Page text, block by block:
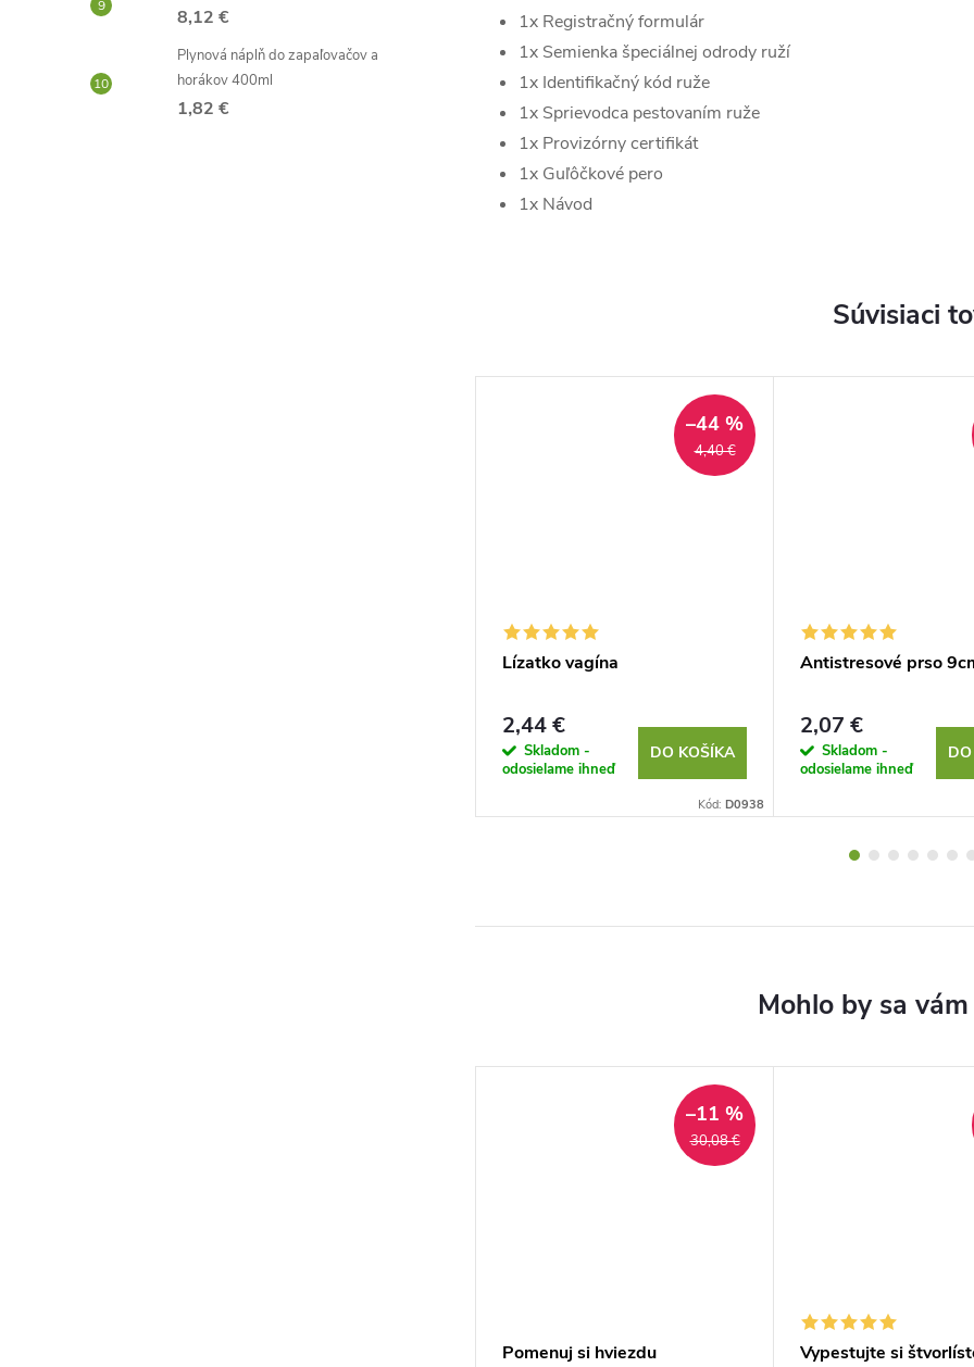
8,12 €
Plynová náplň do zapaľovačov a
horákov 400ml
1,82 €
1x Registračný formulár
1x Semienka špeciálnej odrody ruží
1x Identifikačný kód ruže
1x Sprievodca pestovaním ruže
1x Provizórny certifikát
1x Guľôčkové pero
1x Návod
Súvisiaci
4,40 €
–44 %
Lízatko vagína
2,44 €
Skladom -
odosielame ihneď
DO KOŠÍKA
Kód: D0938
Antistresové prso
2,07 €
Skladom -
odosielame ihneď
30,08 €
–11 %
Pomenuj si hviezdu
Vypestujte si